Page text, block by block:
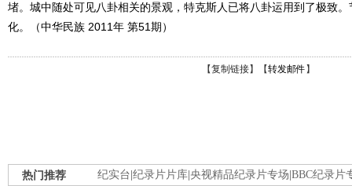
堵。城中随处可见八卦相关的景观，特克斯人已将八卦运用到了极致
化。（中华民族 2011年 第51期）
【复制链接】【转发邮件 】
纪实台 纪录片片库 央视精品纪录片专场 BBC纪录片
热门推荐